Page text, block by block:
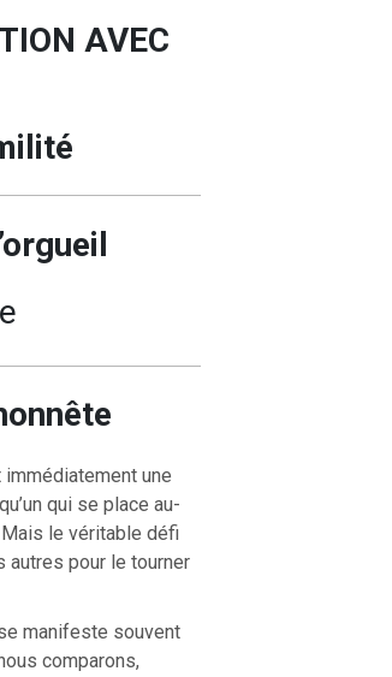
AVEC
immédiatement une
qui se place au-
le véritable défi
autres pour le tourner
manifeste souvent
comparons,
La
RETOUR À LA SOURCE DE LA VIE |
prière qui transforme le cœur |
induis pas en tentation